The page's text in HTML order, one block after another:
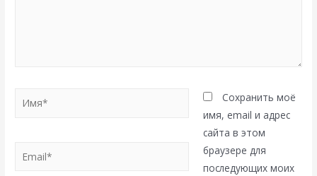
Имя*
Сохранить моё
имя, email и адрес
сайта в этом
браузере для
последующих моих